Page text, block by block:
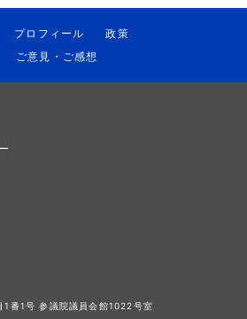
プロフィール
政策
ご意見・ご感想
1番1号 参議院議員会館1022号室